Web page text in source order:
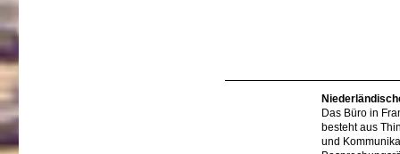
Das Büro in
besteht aus
und